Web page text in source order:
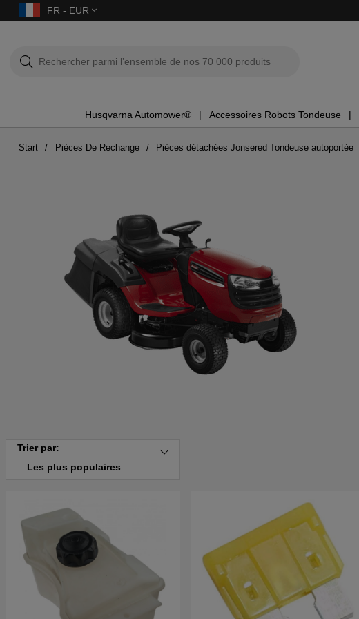
FR - EUR
Husqvarna Automower® Accessoires Robots Tondeuse
Start Pièces De Rechange Pièces détachées Jonsered Tondeuse autoportée
Trier par:
Les plus populaires